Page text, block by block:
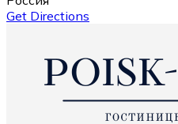
Get Directions